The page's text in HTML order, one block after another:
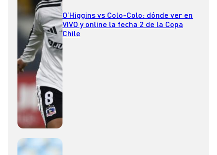
O’Higgins vs Colo-Colo: dónde ver en
VIVO y online la fecha 2 de la Copa
Chile